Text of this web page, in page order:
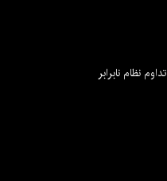
تداوم نظام نابرابر